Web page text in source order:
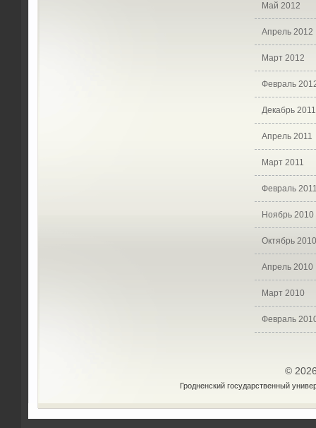
Май 2012
Апрель 2012
Март 2012
Февраль
Декабрь 2011
Апрель 2011
Март 2011
Февраль
Ноябрь 2010
Октябрь 2010
Апрель 2010
Март 2010
Февраль
©
Гродненский государственный